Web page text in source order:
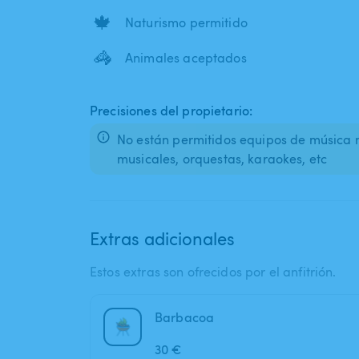
🍁 Naturismo permitido
🦓 Animales aceptados
Precisiones del propietario:
No están permitidos equipos de música
Extras adicionales
Estos extras son ofrecidos por el anfitrión.
Barbacoa
30 €